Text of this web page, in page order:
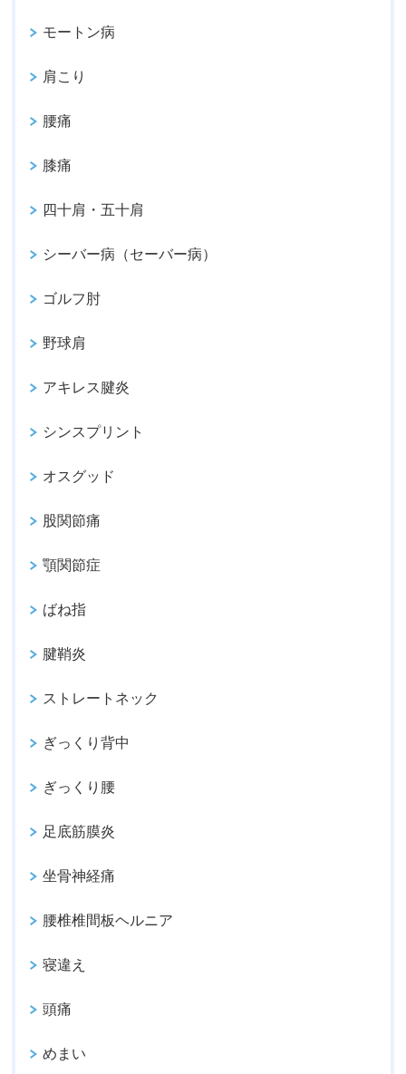
モートン病
肩こり
腰痛
膝痛
四十肩・五十肩
シーバー病（セーバー病）
ゴルフ肘
野球肩
アキレス腱炎
シンスプリント
オスグッド
股関節痛
顎関節症
ばね指
腱鞘炎
ストレートネック
ぎっくり背中
ぎっくり腰
足底筋膜炎
坐骨神経痛
腰椎椎間板ヘルニア
寝違え
頭痛
めまい